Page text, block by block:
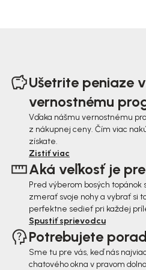
Ušetrite peniaze
vernostnému
Vďaka nášmu vernostnému
z nákupnej ceny. Čím viac
získate.
Zistiť viac
Aká veľkosť je
Pred výberom bosých topánok
zmerať svoje nohy a vybrať si
perfektne sedieť pri každej
Spustiť sprievodcu
Potrebujete
Sme tu pre vás, keď nás
chatového okna v pravom